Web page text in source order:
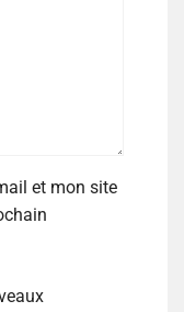
et mon site